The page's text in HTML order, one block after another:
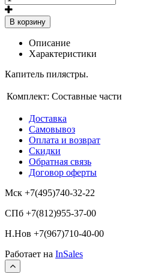
В корзину
Описание
Характеристики
Капитель пилястры.
Комплект: Составные части
Доставка
Самовывоз
Оплата и возврат
Скидки
Обратная связь
Договор оферты
Мск +7(495)740-32-22
СПб +7(812)955-37-00
Н.Нов +7(967)710-40-00
Работает на InSales